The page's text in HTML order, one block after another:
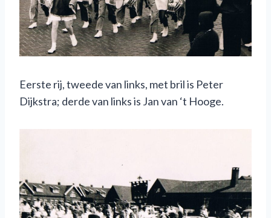
Eerste rij, tweede van links, met bril is Peter
Dijkstra; derde van links is Jan van ‘t Hooge.